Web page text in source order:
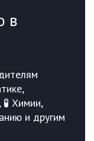
в
Химии,
и другим